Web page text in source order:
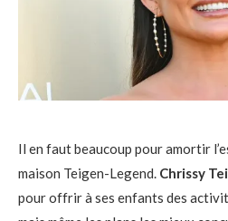
Il en faut beaucoup pour amortir
maison Teigen-Legend. Chrissy
pour offrir à ses enfants des